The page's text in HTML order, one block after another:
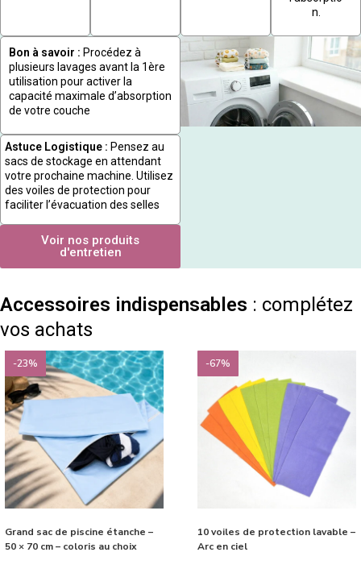
n.
Bon à savoir : Procédez à
plusieurs lavages avant la 1ère
utilisation pour activer la
capacité maximale d’absorption
de votre couche
Astuce Logistique : Pensez au
sacs de stockage en attendant
votre prochaine machine. Utilisez
des voiles de protection pour
faciliter l’évacuation des selles
Voir nos produits
d'entretien
Accessoires indispensables : complétez
vos achats
-23%
Grand sac de piscine étanche –
50 × 70 cm – coloris au choix
-67%
10 voiles de protection lavable –
Arc en ciel